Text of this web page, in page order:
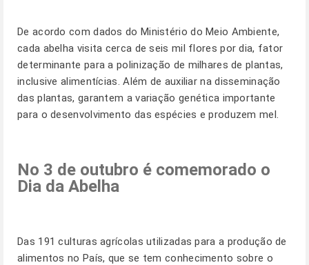
De acordo com dados do Ministério do Meio Ambiente,
cada abelha visita cerca de seis mil flores por dia, fator
determinante para a polinização de milhares de plantas,
inclusive alimentícias. Além de auxiliar na disseminação
das plantas, garantem a variação genética importante
para o desenvolvimento das espécies e produzem mel.
No 3 de outubro é comemorado o
Dia da Abelha
Das 191 culturas agrícolas utilizadas para a produção de
alimentos no País, que se tem conhecimento sobre o